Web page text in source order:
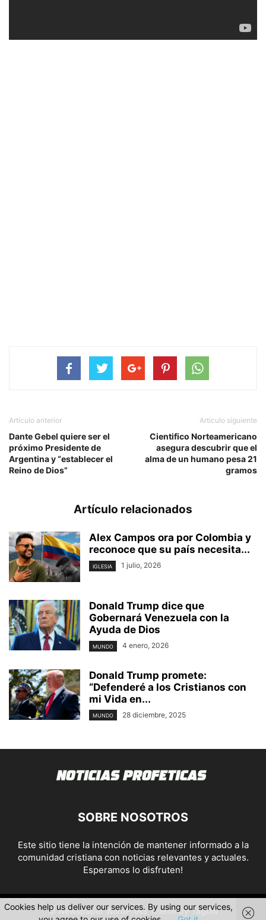
Artículo anterior
Dante Gebel quiere ser el
próximo Presidente de
Argentina y “establecer el
Reino de Dios”
Artículo siguiente
Cientifico Norteamericano
asegura descubrir que el
alma de un humano pesa 21
gramos
Artículo relacionados
Alex Campos ora por Colombia y
reconoce que su país necesita...
IGLESIA 1 julio, 2026
Donald Trump dice que
Gobernará Venezuela con la
Ayuda de Dios
MUNDO 4 enero, 2026
Donald Trump promete:
“Defenderé a los Cristianos con
mi Vida en...
MUNDO 28 diciembre, 2025
SOBRE NOSOTROS
Este sitio tiene la intención de mantener informado a la
comunidad cristiana con noticias relevantes y actuales.
Esperamos lo disfruten!
© Newspaper WordPress Theme by TagDiv
Cookies help us deliver our services. By using our services,